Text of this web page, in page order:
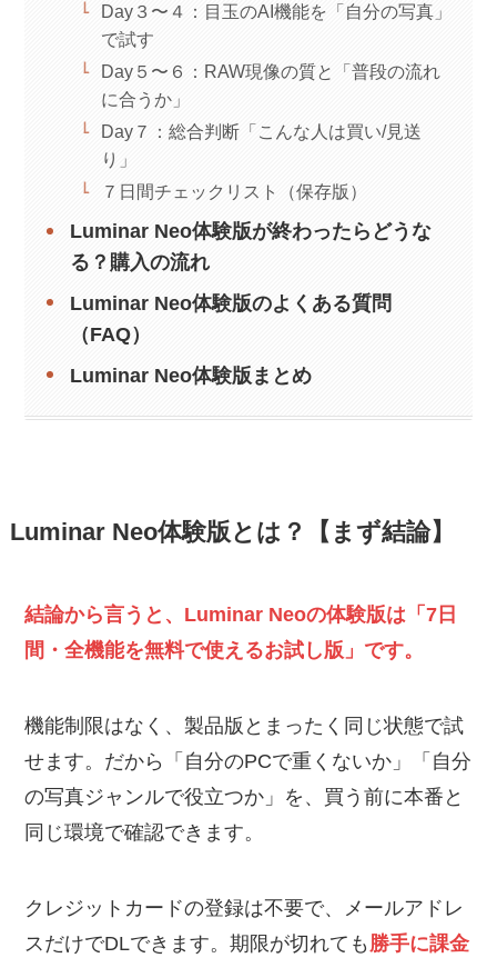
Day３〜４：目玉のAI機能を「自分の写真」
で試す
Day５〜６：RAW現像の質と「普段の流れ
に合うか」
Day７：総合判断「こんな人は買い/見送
り」
７日間チェックリスト（保存版）
Luminar Neo体験版が終わったらどうな
る？購入の流れ
Luminar Neo体験版のよくある質問
（FAQ）
Luminar Neo体験版まとめ
Luminar Neo体験版とは？【まず結論】
結論から言うと、Luminar Neoの体験版は「7日
間・全機能を無料で使えるお試し版」です。
機能制限はなく、製品版とまったく同じ状態で試
せます。だから「自分のPCで重くないか」「自分
の写真ジャンルで役立つか」を、買う前に本番と
同じ環境で確認できます。
クレジットカードの登録は不要で、メールアドレ
スだけでDLできます。期限が切れても 勝手に課金